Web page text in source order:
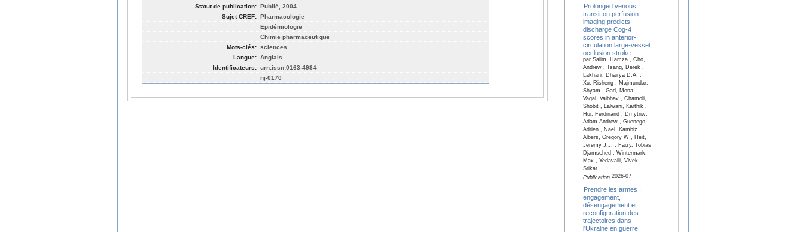
Statut de publication: Publié, 2004
Sujet CREF: Pharmacologie
Epidémiologie
Chimie pharmaceutique
Mots-clés: sciences
Langue: Anglais
Identificateurs: urn:issn:0163-4984
nj-0170
Prolonged venous
transit on perfusion
imaging predicts
discharge Cog-4
scores in anterior-
circulation large-vessel
occlusion stroke
par Salim, Hamza , Cho,
Andrew , Tsang, Derek ,
Lakhani, Dhairya D.A. ,
Xu, Risheng , Majmundar,
Shyam , Gad, Mona ,
Vagal, Vaibhav , Chamoli,
Shobit , Lalwani, Karthik ,
Hui, Ferdinand , Dmytriw,
Adam Andrew , Guenego,
Adrien , Nael, Kambiz ,
Albers, Gregory W , Heit,
Jeremy J.J. , Faizy, Tobias
Djamsched , Wintermark,
Max , Yedavalli, Vivek
Srikar
Publication2026-07
Prendre les armes :
engagement,
désengagement et
reconfiguration des
trajectoires dans
l'Ukraine en guerre